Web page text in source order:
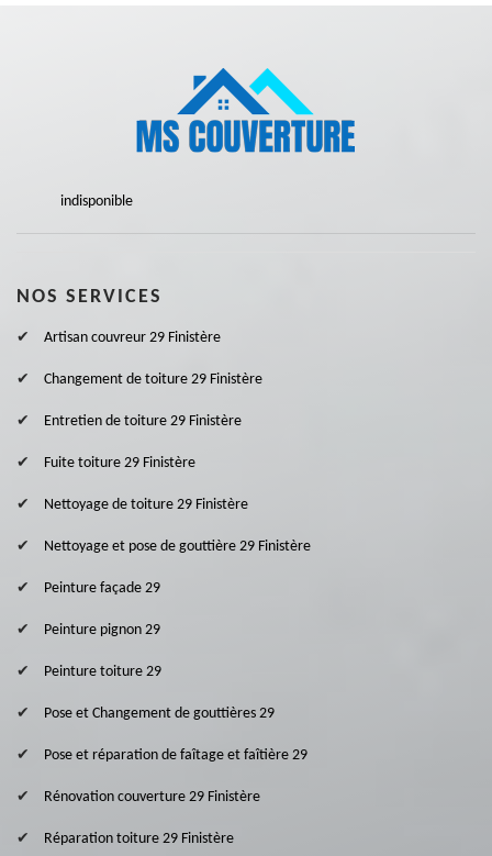
indisponible
NOS SERVICES
Artisan couvreur 29 Finistère
Changement de toiture 29 Finistère
Entretien de toiture 29 Finistère
Fuite toiture 29 Finistère
Nettoyage de toiture 29 Finistère
Nettoyage et pose de gouttière 29 Finistère
Peinture façade 29
Peinture pignon 29
Peinture toiture 29
Pose et Changement de gouttières 29
Pose et réparation de faîtage et faîtière 29
Rénovation couverture 29 Finistère
Réparation toiture 29 Finistère